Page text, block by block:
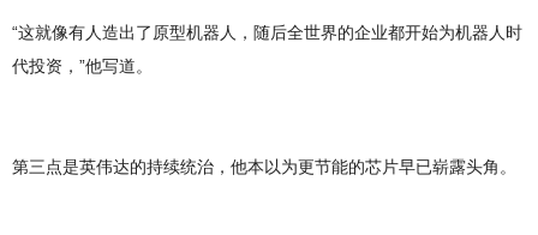
“这就像有人造出了原型机器人，随后全世界的企业都开始为机器人时
代投资，”他写道。
第三点是英伟达的持续统治，他本以为更节能的芯片早已崭露头角。